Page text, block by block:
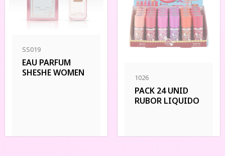
SS019
EAU PARFUM
SHESHE WOMEN
1026
PACK 24 UNID
RUBOR LIQUIDO